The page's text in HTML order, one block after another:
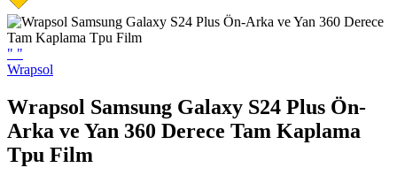
" "
Wrapsol
Wrapsol Samsung Galaxy S24 Plus Ön-
Arka ve Yan 360 Derece Tam Kaplama
Tpu Film